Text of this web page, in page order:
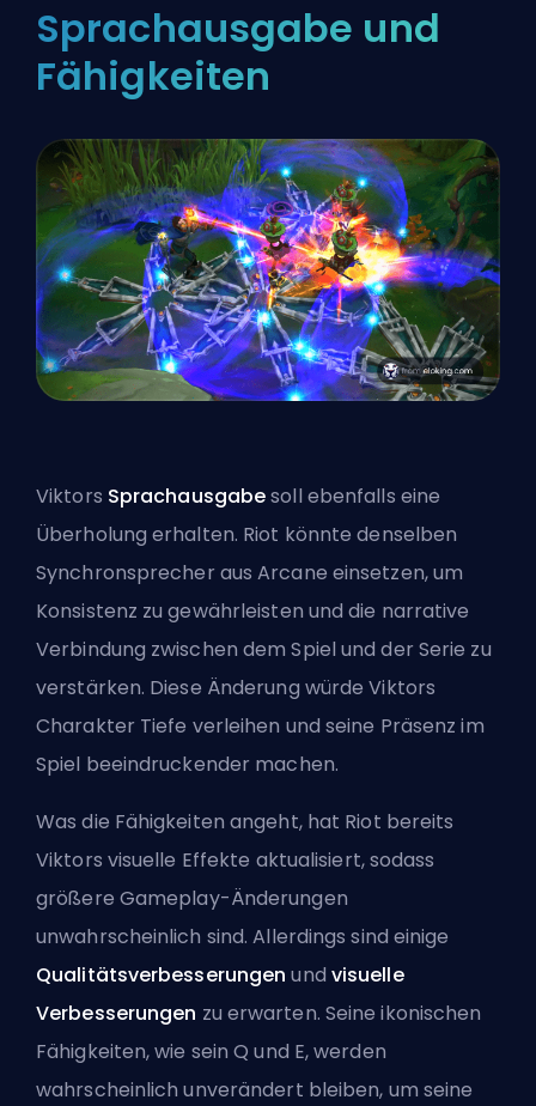
Sprachausgabe und
Fähigkeiten
Viktors Sprachausgabesoll ebenfalls eine
Überholung erhalten. Riot könnte denselben
Synchronsprecher aus Arcane einsetzen, um
Konsistenz zu gewährleisten und die narrative
Verbindung zwischen dem Spiel und der Serie zu
verstärken. Diese Änderung würde Viktors
Charakter Tiefe verleihen und seine Präsenz im
Spiel beeindruckender machen.
Was die Fähigkeiten angeht, hat Riot bereits
Viktors visuelle Effekte aktualisiert, sodass
größere Gameplay-Änderungen
unwahrscheinlich sind. Allerdings sind einige
Qualitätsverbesserungen und visuelle
Verbesserungen zu erwarten. Seine ikonischen
Fähigkeiten, wie sein Q und E, werden
wahrscheinlich unverändert bleiben, um seine